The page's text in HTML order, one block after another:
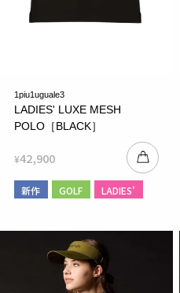
1piu1uguale3
LADIES' LUXE MESH
POLO［BLACK］
¥42,900
新作 GOLF LADIES'